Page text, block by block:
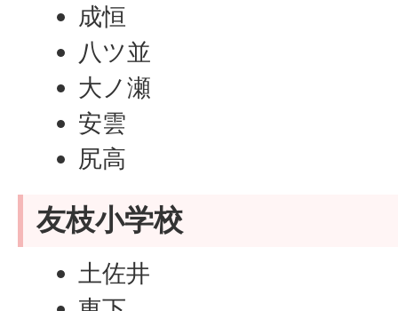
成恒
八ツ並
大ノ瀬
安雲
尻高
友枝小学校
土佐井